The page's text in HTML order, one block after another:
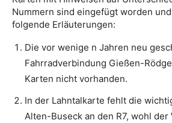
Nummern sind eingefügt worden
folgende Erläuterungen:
Die vor wenige n Jahren neu
Fahrradverbindung Gießen-
Karten nicht vorhanden.
In der Lahntalkarte fehlt die
Alten-Buseck an den R7, wohl der